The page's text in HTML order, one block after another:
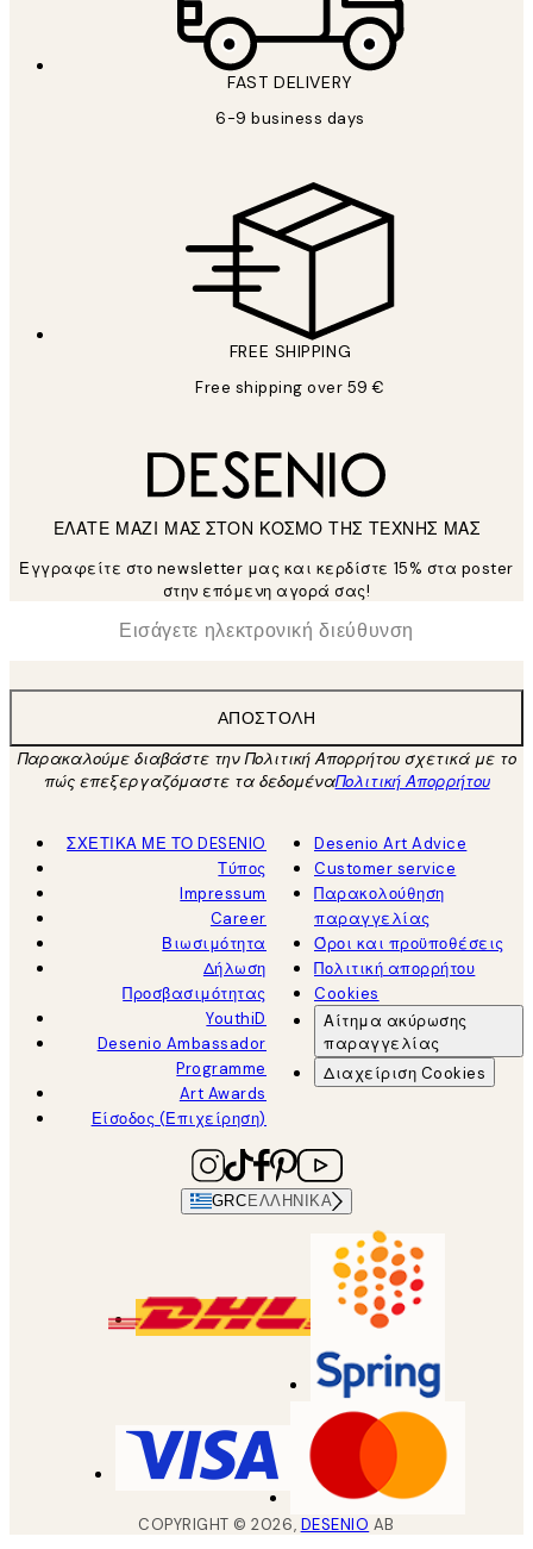
FAST DELIVERY
6-9 business days
FREE SHIPPING
Free shipping over 59 €
ΕΛΑΤΕ ΜΑΖΙ ΜΑΣ ΣΤΟΝ ΚΟΣΜΟ ΤΗΣ ΤΕΧΝΗΣ ΜΑΣ
Εγγραφείτε στο newsletter μας και κερδίστε 15% στα poster
στην επόμενη αγορά σας!
Ηλεκτρονική Διεύθυνση
ΑΠΟΣΤΟΛΉ
Παρακαλούμε διαβάστε την Πολιτική Απορρήτου σχετικά με το
πώς επεξεργαζόμαστε τα δεδομέναΠολιτική Απορρήτου
ΣΧΕΤΙΚΑ ΜΕ ΤΟ DESENIO
Τύπος
Impressum
Career
Βιωσιμότητα
Δήλωση
Προσβασιμότητας
YouthiD
Desenio Ambassador
Programme
Art Awards
Είσοδος (Επιχείρηση)
Desenio Art Advice
Customer service
Παρακολούθηση
παραγγελίας
Όροι και προϋποθέσεις
Πολιτική απορρήτου
Cookies
Αίτημα ακύρωσης
παραγγελίας
Διαχείριση Cookies
GRC ΕΛΛΗΝΙΚΆ
COPYRIGHT ©2026, DESENIO AB